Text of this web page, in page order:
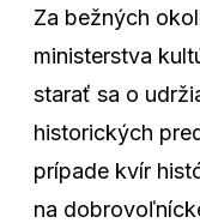
Za bežných
ministerstva
starať sa o
historických
prípade kvír
na